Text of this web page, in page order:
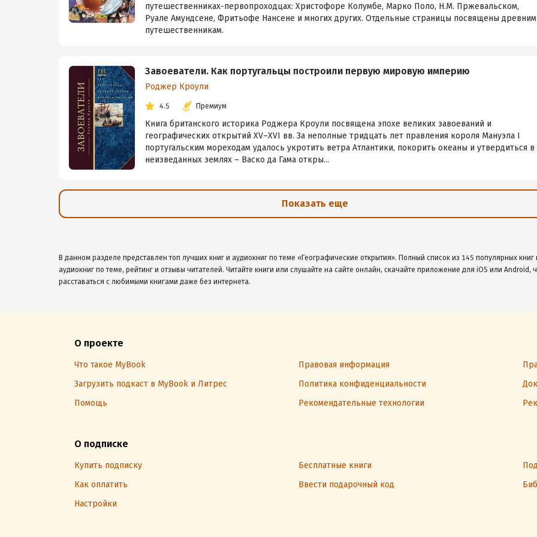
путешественниках-первопроходцах: Христофоре Колумбе, Марко Поло, Н.М. Пржевальском,
Руале Амундсене, Фритьофе Нансене и многих других. Отдельные страницы посвящены древним
путешественникам.
Завоеватели. Как португальцы построили первую мировую империю
Роджер Кроули
4.5 Премиум
Книга британского историка Роджера Кроули посвящена эпохе великих завоеваний и
географических открытий XV–XVI вв. За неполные тридцать лет правления короля Мануэла I
португальским мореходам удалось укротить ветра Атлантики, покорить океаны и утвердиться в
неизведанных землях – Васко да Гама откры...
Показать еще
В данном разделе представлен топ лучших книг и аудиокниг по теме «Географические открытия». Полный список из 145 популярных книг
аудиокниг по теме, рейтинг и отзывы читателей. Читайте книги или слушайте на сайте онлайн, скачайте приложение для iOS или Android,
расставаться с любимыми книгами даже без интернета.
О проекте
Что такое MyBook Правовая информация
Загрузить подкаст в MyBook и Литрес
Политика конфиденциальности
Помощь
Рекомендательные технологии
О подписке
Купить подписку Бесплатные книги
Как оплатить
Ввести подарочный код
Настройки